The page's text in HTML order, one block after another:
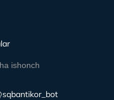
ishonch